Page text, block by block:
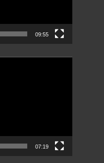
09:55
07:19